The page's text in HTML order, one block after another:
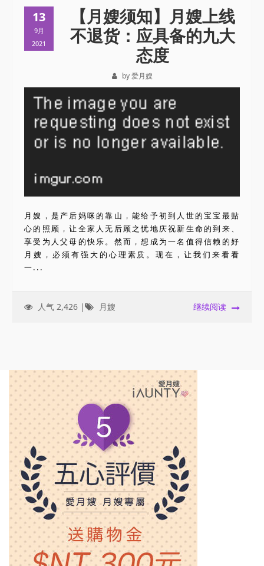
13
9月
2021
【月嫂须知】月嫂上线
不退货：应具备的九大
态度
by 爱月嫂
月嫂，是产后妈咪的靠山，能给予初到人世的宝宝最贴
心的照顾，让全家人无后顾之忧地庆祝新生命的到来、
享受为人父母的快乐。然而，想成为一名值得信赖的好
月嫂，必须有强大的心理素质。现在，让我们来看看
一...
人气 2,426 | 月嫂 继续阅读